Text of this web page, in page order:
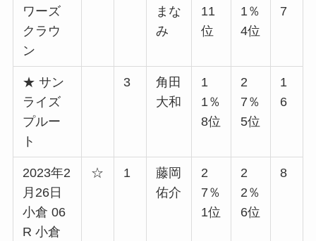
ワーズ
クラウ
ン
まな
み
11
位
1％
4位
7
★ サン
ライズ
プルー
ト
3
角田
大和
1
1％
8位
2
7％
5位
1
6
2023年2
月26日
小倉 06
R 小倉
☆ 1
藤岡
佑介
2
7％
1位
2
2％
6位
8